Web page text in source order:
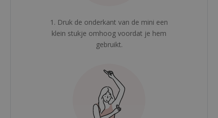
1. Druk de onderkant van de mini een
klein stukje omhoog voordat je hem
gebruikt.